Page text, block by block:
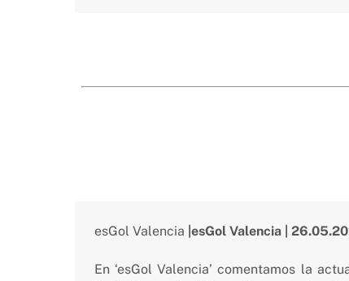
esGol Valencia |esGol Valencia |
En ‘esGol Valencia’ comentamos la